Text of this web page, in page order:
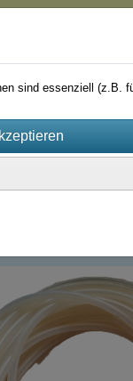
sind essenziell (z.B.